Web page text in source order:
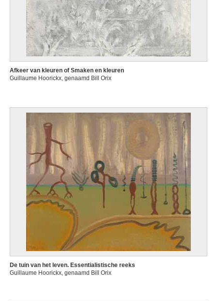
Afkeer van kleuren of Smaken en kleuren
Guillaume Hoorickx, genaamd Bill Orix
De tuin van het leven. Essentialistische reeks
Guillaume Hoorickx, genaamd Bill Orix